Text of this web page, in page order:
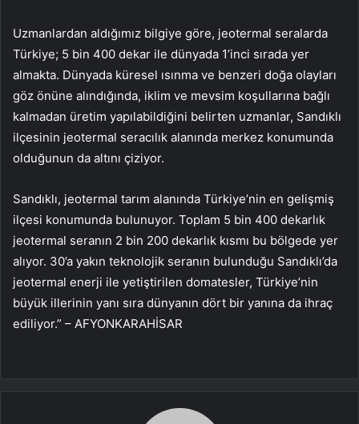
Uzmanlardan aldığımız bilgiye göre, jeotermal seralarda
Türkiye; 5 bin 400 dekar ile dünyada 1’inci sırada yer
almakta. Dünyada küresel ısınma ve benzeri doğa olayları
göz önüne alındığında, iklim ve mevsim koşullarına bağlı
kalmadan üretim yapılabildiğini belirten uzmanlar, Sandıklı
ilçesinin jeotermal seracılık alanında merkez konumunda
olduğunun da altını çiziyor.
Sandıklı, jeotermal tarım alanında Türkiye’nin en gelişmiş
ilçesi konumunda bulunuyor. Toplam 5 bin 400 dekarlık
jeotermal seranın 2 bin 200 dekarlık kısmı bu bölgede yer
alıyor. 30’a yakın teknolojik seranın bulunduğu Sandıklı’da
jeotermal enerji ile yetiştirilen domatesler, Türkiye’nin
büyük illerinin yanı sıra dünyanın dört bir yanına da ihraç
ediliyor.” – AFYONKARAHİSAR